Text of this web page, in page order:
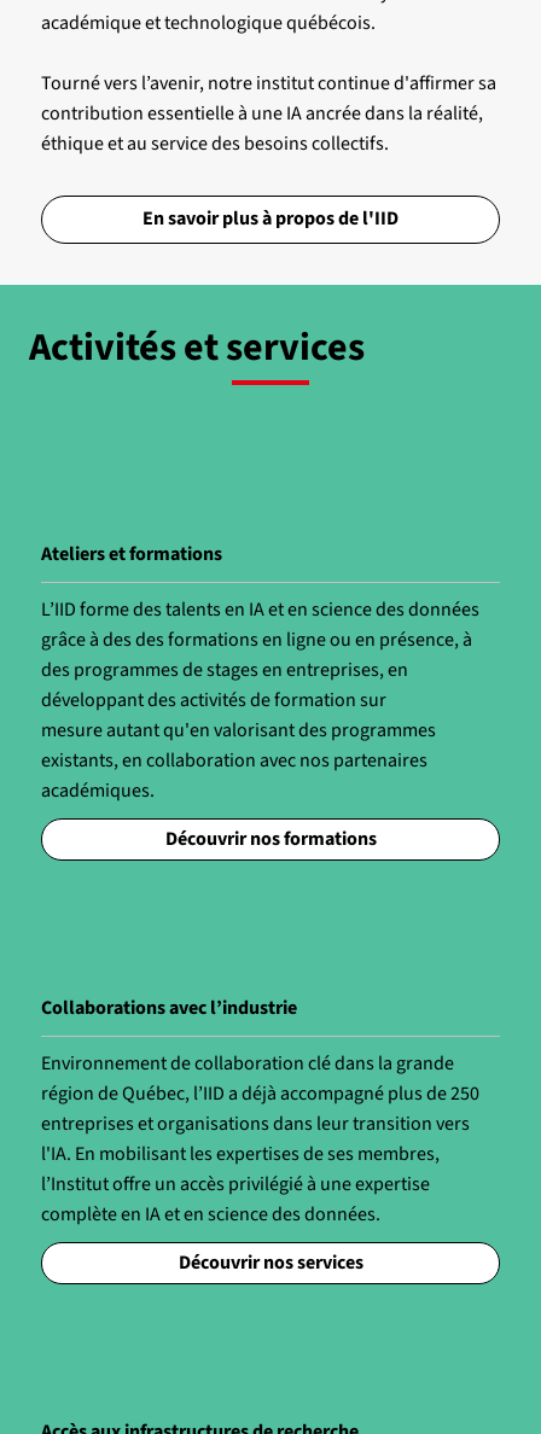
académique et technologique québécois.
Tourné vers l’avenir, notre institut continue d'affirmer sa
contribution essentielle à une IA ancrée dans la réalité,
éthique et au service des besoins collectifs.
En savoir plus à propos de l'IID
Activités et services
Ateliers et formations
L’IID forme des talents en IA et en science des données
grâce à des des formations en ligne ou en présence, à
des programmes de stages en entreprises, en
développant des activités de formation sur
mesure autant qu'en valorisant des programmes
existants, en collaboration avec nos partenaires
académiques.
Découvrir nos formations
Collaborations avec l’industrie
Environnement de collaboration clé dans la grande
région de Québec, l’IID a déjà accompagné plus de 250
entreprises et organisations dans leur transition vers
l'IA. En mobilisant les expertises de ses membres,
l’Institut offre un accès privilégié à une expertise
complète en IA et en science des données.
Découvrir nos services